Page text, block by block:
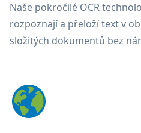
Naše pokročilé OCR
rozpoznají a přeloží text v
složitých dokumentů bez